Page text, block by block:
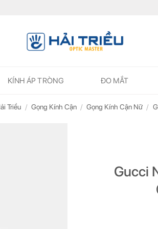
KÍNH ÁP TRÒNG ĐO MẮT
Triều / Gọng Kính Cận / Gọng Kính Cận Nữ /
Gucci
ĐĂNG KÝ NGAY ĐỂ NHẬN
ĐĂNG KÝ NGAY ĐỂ NHẬN
tin hữu ích và ưu đãi quà tặng dành riêng cho bạn!